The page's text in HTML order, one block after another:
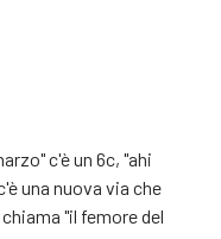
c'è un 6c, "ahi
una nuova via che
"il femore del